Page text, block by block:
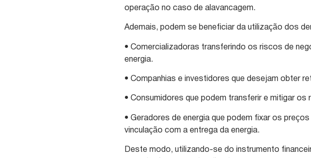
operação no caso de alavancagem.
Ademais, podem se beneficiar da utilização dos
• Comercializadoras transferindo os riscos de
energia.
• Companhias e investidores que desejam obter
• Consumidores que podem transferir e mitigar os
• Geradores de energia que podem fixar os
vinculação com a entrega da energia.
Deste modo, utilizando-se do instrumento